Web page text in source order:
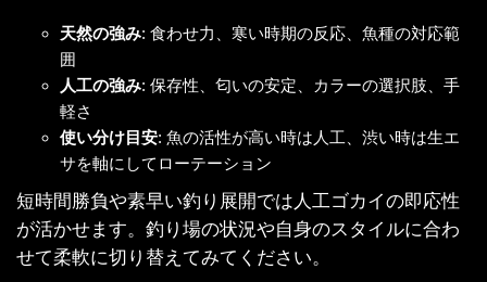
天然の強み: 食わせ力、寒い時期の反応、魚種の対応範
囲
人工の強み: 保存性、匂いの安定、カラーの選択肢、手
軽さ
使い分け目安: 魚の活性が高い時は人工、渋い時は生エ
サを軸にしてローテーション
短時間勝負や素早い釣り展開では人工ゴカイの即応性
が活かせます。釣り場の状況や自身のスタイルに合わ
せて柔軟に切り替えてみてください。